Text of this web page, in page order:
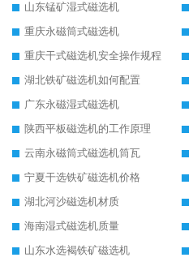
山东锰矿湿式磁选机
重庆永磁筒式磁选机
重庆干式磁选机安全操作规程
湖北铁矿磁选机如何配置
广东永磁湿式磁选机
陕西平板磁选机的工作原理
云南永磁筒式磁选机筒瓦
宁夏干选铁矿磁选机价格
湖北河沙磁选机材质
海南湿式磁选机质量
山东水选褐铁矿磁选机